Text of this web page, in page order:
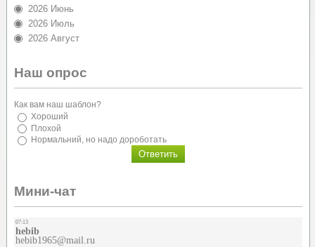
2026 Июнь
2026 Июль
2026 Август
Наш опрос
Как вам наш шаблон?
Хороший
Плохой
Нормальний, но надо дороботать
Мини-чат